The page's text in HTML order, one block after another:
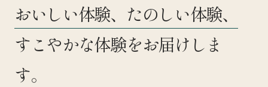
おいしい体験、たのしい体験、
すこやかな体験をお届けしま
す。